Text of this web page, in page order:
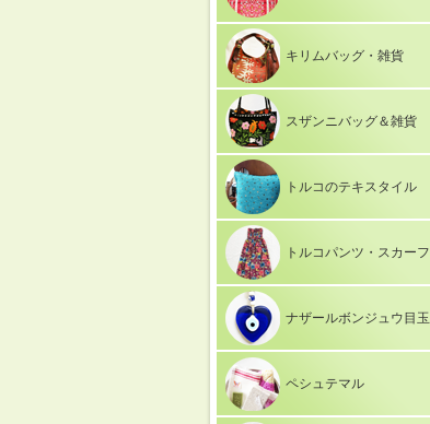
キリムバッグ・雑貨
スザンニバッグ＆雑貨
トルコのテキスタイル
トルコパンツ・スカーフ
ナザールボンジュウ目玉
ペシュテマル